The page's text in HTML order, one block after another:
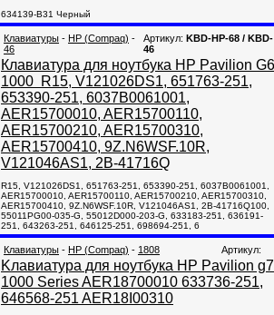
634139-B31 Черный
Клавиатуры - HP (Compaq) -
46
Артикул: KBD-HP-68 / KBD-
46
Клавиатура для ноутбука HP Pavilion
1000 R15, V121026DS1, 651763-251,
653390-251, 6037B0061001,
AER15700010, AER15700110,
AER15700210, AER15700310,
AER15700410, 9Z.N6WSF.10R,
V121046AS1, 2B-41716Q
R15, V121026DS1, 651763-251, 653390-251, 6037B0061001,
AER15700010, AER15700110, AER15700210, AER15700310,
AER15700410, 9Z.N6WSF.10R, V121046AS1, 2B-41716Q100,
55011PG00-035-G, 55012D000-203-G, 633183-251, 636191-
251, 643263-251, 646125-251, 698694-251, 6
Клавиатуры - HP (Compaq) - 1808 Артикул:
Kлавиатура для ноутбука HP Pavilion
1000 Series AER18700010 633736-251,
646568-251 AER18I00310